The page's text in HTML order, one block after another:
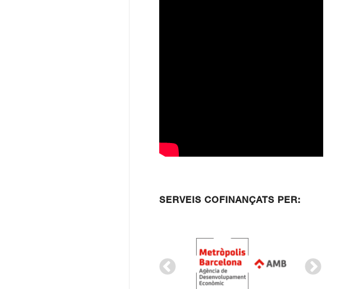
SERVEIS COFINANÇATS PER: